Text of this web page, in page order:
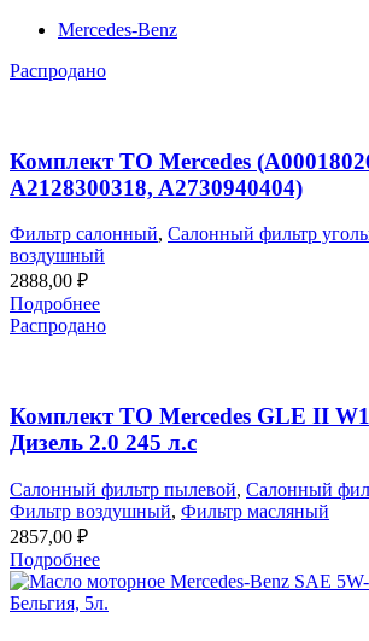
Mercedes-Benz
Распродано
Комплект ТО Mercedes
A2128300318, A2730940404)
Фильтр салонный, Салонный фильтр
воздушный
2888,00 ₽
Подробнее
Распродано
Комплект ТО Mercedes GLE II
Дизель 2.0 245 л.с
Салонный фильтр пылевой, Салонный
Фильтр воздушный, Фильтр масляный
2857,00 ₽
Подробнее